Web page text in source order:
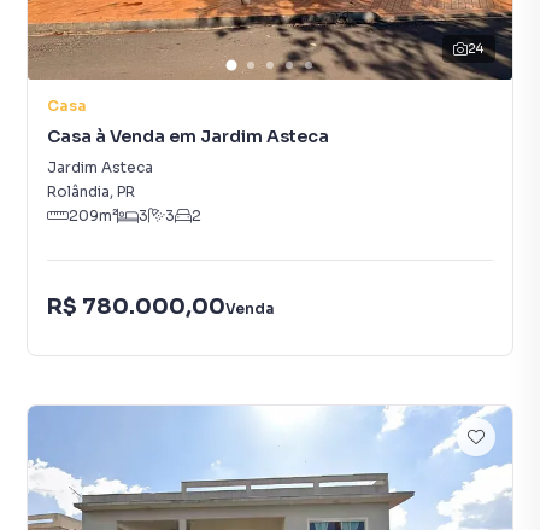
24
Casa
Casa à Venda em Jardim Asteca
Jardim Asteca
Rolândia, PR
209m² 3 3 2
R$ 780.000,00Venda